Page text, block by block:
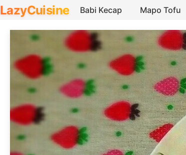
LazyCuisine Babi Kecap Mapo Tofu